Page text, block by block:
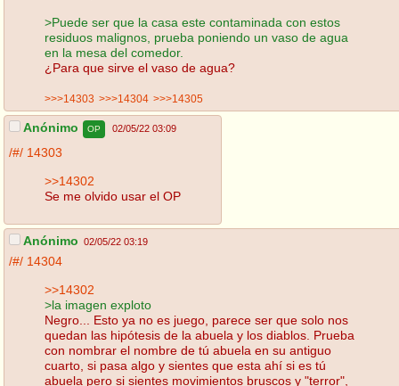
>Puede ser que la casa este contaminada con estos
residuos malignos, prueba poniendo un vaso de agua
en la mesa del comedor.
¿Para que sirve el vaso de agua?
>>>14303 >>>14304 >>>14305
Anónimo OP 02/05/22 03:09
/#/ 14303
>>14302
Se me olvido usar el OP
Anónimo 02/05/22 03:19
/#/ 14304
>>14302
>la imagen exploto
Negro... Esto ya no es juego, parece ser que solo nos
quedan las hipótesis de la abuela y los diablos. Prueba
con nombrar el nombre de tú abuela en su antiguo
cuarto, si pasa algo y sientes que esta ahí si es tú
abuela pero si sientes movimientos bruscos y "terror",